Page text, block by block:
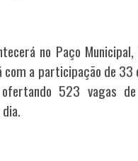
no Paço
com a participação de 33
523 vagas